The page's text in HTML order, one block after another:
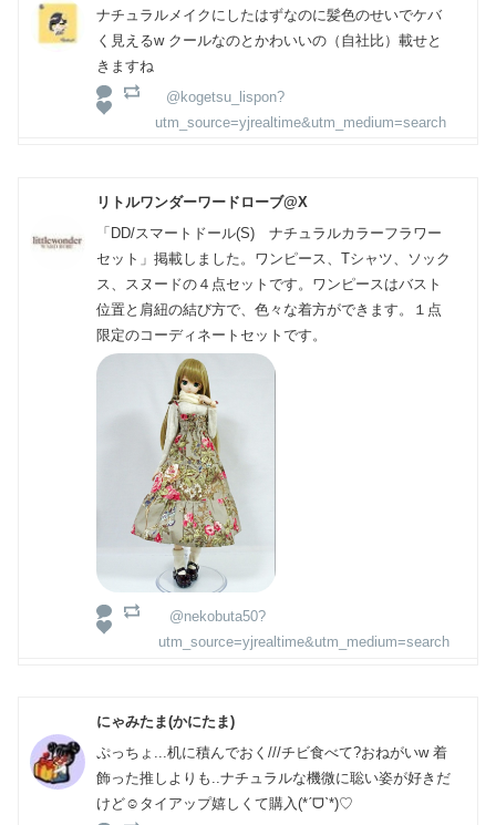
ナチュラルメイクにしたはずなのに髪色のせいでケバ
く見えるw クールなのとかわいいの（自社比）載せと
きますね
@kogetsu_lispon?
utm_source=yjrealtime&utm_medium=search
リトルワンダーワードローブ@X
「DD/スマートドール(S) ナチュラルカラーフラワー
セット」掲載しました。ワンピース、Tシャツ、ソック
ス、スヌードの４点セットです。ワンピースはバスト
位置と肩紐の結び方で、色々な着方ができます。１点
限定のコーディネートセットです。
@nekobuta50?
utm_source=yjrealtime&utm_medium=search
にゃみたま(かにたま)
ぷっちょ...机に積んでおく///チビ食べて?おねがいw 着
飾った推しよりも..ナチュラルな機微に聡い姿が好きだ
けど☺️タイアップ嬉しくて購入(*ˊᗜˋ*)♡